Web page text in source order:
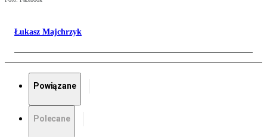
Łukasz Majchrzyk
Powiązane
Polecane